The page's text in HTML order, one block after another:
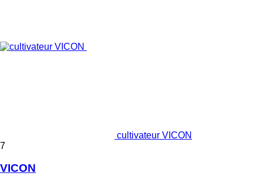
cultivateur VICON
7
VICON